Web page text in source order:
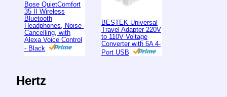
Bose QuietComfort
35 II Wireless
Bluetooth
Headphones, Noise-
Cancelling, with
Alexa Voice Control
- Black
BESTEK Universal
Travel Adapter 220V
to 110V Voltage
Converter with 6A 4-
Port USB
Hertz